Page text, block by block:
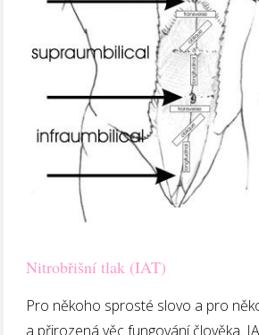
Nitrobřišní tlak (IAT)
Pro někoho sprosté slovo a pro
a přirozená věc fungování člověka.